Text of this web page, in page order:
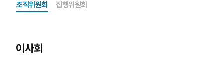
조직위원회 집행위원회
이사회